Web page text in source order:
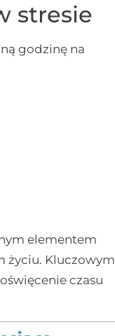
stresie
godzinę na
elementem
życiu. Kluczowym
czasu